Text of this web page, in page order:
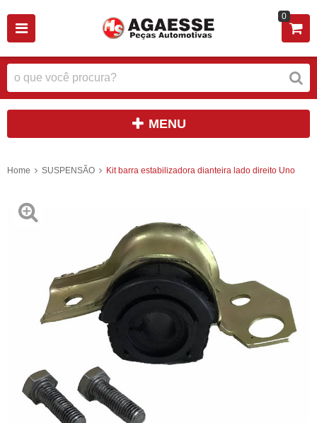
0
MENU
Home SUSPENSÃO Kit barra estabilizadora dianteira lado direito Uno